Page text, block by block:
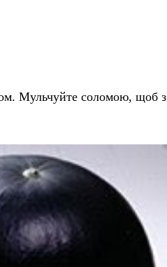
Мульчуйте соломою, щоб